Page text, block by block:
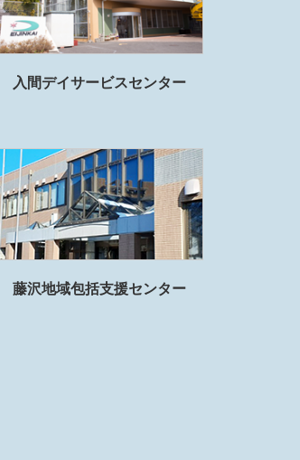
入間デイサービスセンター
藤沢地域包括支援センター